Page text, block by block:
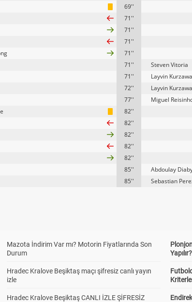
69''
71''
71''
71''
71''
71''
Steven Vitoria
71''
Layvin Kurzawa
72''
Layvin Kurzawa
77''
Miguel
82''
82''
82''
82''
82''
85''
Abdoulay
85''
Sebastian
Mazota İndirim Var mı? Motorin Fiyatlarında Son
Durum
Hradec Kralove Beşiktaş maçı şifresiz canlı yayın
izle
Hradec Kralove Beşiktaş CANLI İZLE ŞİFRESİZ
Yapılır?